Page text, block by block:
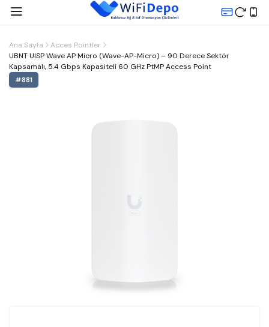
Ana Sayfa
Acces Pointler
UBNT UISP Wave AP Micro (Wave-AP-Micro) – 90 Derece Sektör
Kapsamalı, 5.4 Gbps Kapasiteli 60 GHz PtMP Access Point
#881